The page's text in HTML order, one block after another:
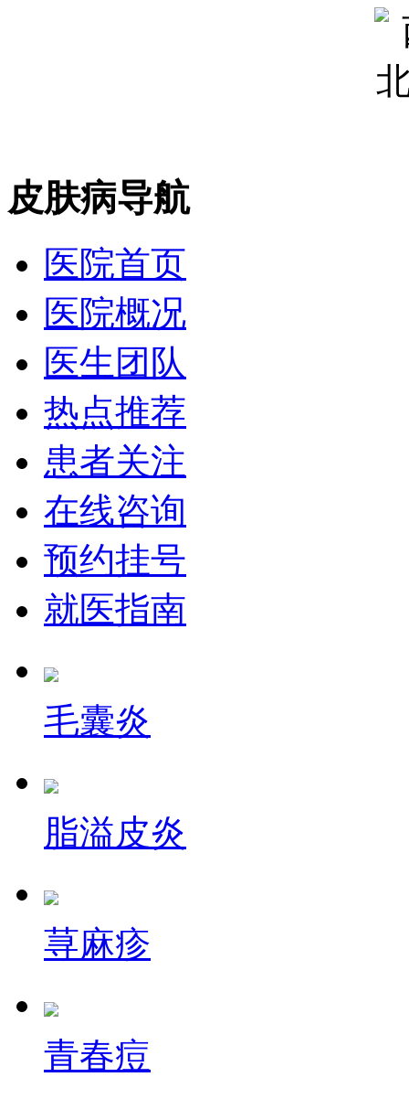
皮肤病导航
医院首页
医院概况
医生团队
热点推荐
患者关注
在线咨询
预约挂号
就医指南
毛囊炎
脂溢皮炎
荨麻疹
青春痘